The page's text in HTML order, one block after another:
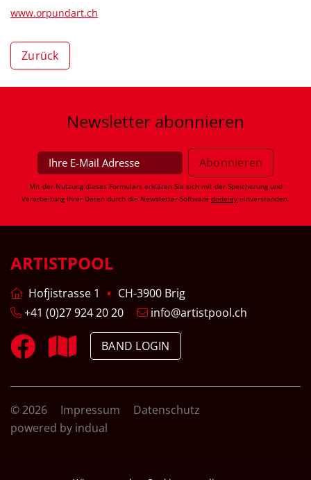
www.orpundart.ch
Zurück
Newsletter abonnieren
Mit der Nutzung dieses Formulars erklären Sie sich mit der Speicherung und
Verarbeitung Ihrer Daten durch die Newsletter-Software dodeley einverstanden.
ARTISTPOOL
Hofjistrasse 1
CH-3900 Brig
+41 (0)27 924 20 20
info@artistpool.ch
BAND LOGIN
© 2026 Impressum
Datenschutz
powered by indual